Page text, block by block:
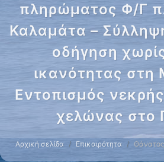
πληρώματος Φ/Γ
Καλαμάτα –
οδήγηση
ικανότητας στη
Εντοπισμός
χελώνας στο
Αρχική σελίδα Επικαιρότητα